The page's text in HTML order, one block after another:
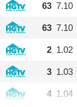
63 7.10
63 7.10
2 1.02
3 1.03
4 1.04